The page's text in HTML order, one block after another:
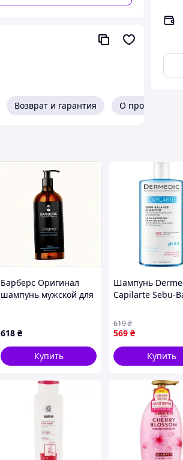
Возврат и гарантия О продавце
Барберс Оригинал
шампунь мужской для
618 ₴
Купить
Шампунь
Capilarte Sebu-
Восстановление
микробиома кожи
5901643176945
569 ₴
619₴
Купить